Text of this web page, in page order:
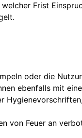
Frist
oder die
ebenfalls mit
von Feuer an